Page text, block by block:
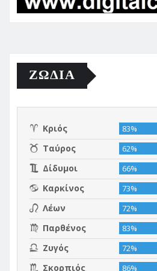
ΖΩΔΙΑ